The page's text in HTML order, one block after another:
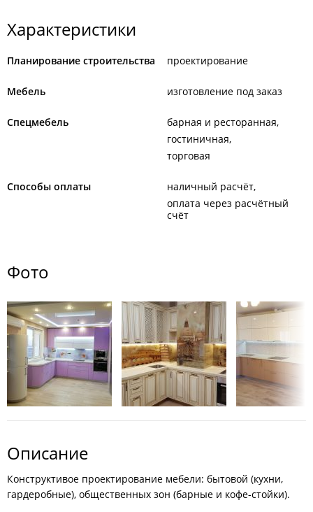
Характеристики
Планирование строительства проектирование
Мебель изготовление под заказ
Спецмебель
барная и ресторанная
гостиничная
торговая
Способы оплаты
наличный расчёт
оплата через расчётный
счёт
Фото
Описание
Конструктивое проектирование мебели: бытовой (кухни,
гардеробные), общественных зон (барные и кофе-стойки).